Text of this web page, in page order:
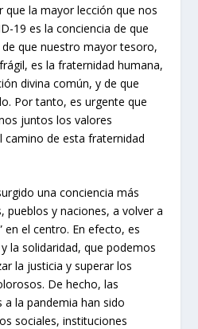
que la mayor lección que nos
19 es la conciencia de que
que nuestro mayor tesoro,
es la fraternidad humana,
divina común, y de que
Por tanto, es urgente que
juntos los valores
camino de esta fraternidad
una conciencia más
pueblos y naciones, a volver a
en el centro. En efecto, es
la solidaridad, que podemos
la justicia y superar los
De hecho, las
la pandemia han sido
sociales, instituciones